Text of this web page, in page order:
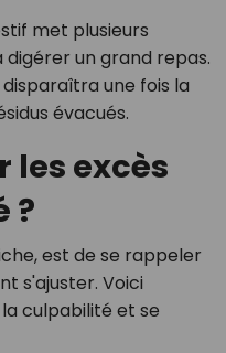
met plusieurs
digérer un grand repas.
disparaîtra une fois la
évacués.
les excès
?
est de se rappeler
s'ajuster. Voici
culpabilité et se